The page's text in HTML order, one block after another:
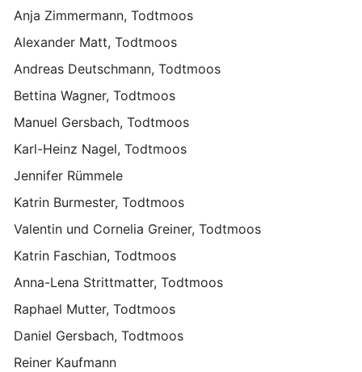
Anja Zimmermann, Todtmoos
Alexander Matt, Todtmoos
Andreas Deutschmann, Todtmoos
Bettina Wagner, Todtmoos
Manuel Gersbach, Todtmoos
Karl-Heinz Nagel, Todtmoos
Jennifer Rümmele
Katrin Burmester, Todtmoos
Valentin und Cornelia Greiner, Todtmoos
Katrin Faschian, Todtmoos
Anna-Lena Strittmatter, Todtmoos
Raphael Mutter, Todtmoos
Daniel Gersbach, Todtmoos
Reiner Kaufmann